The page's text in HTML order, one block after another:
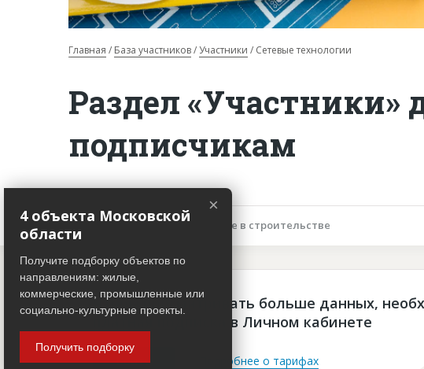
Главная База участников Участники Сетевые технологии
Раздел «Участники»
подписчикам
Описание объекта Участие в строительстве
Чтобы просматривать больше данных,
платная подписка в Личном кабинете
Войти Подробнее о тарифах
×
4 объекта Московской
области
Получите подборку объектов по
направлениям: жилые,
коммерческие, промышленные или
социально-культурные проекты.
Получить подборку